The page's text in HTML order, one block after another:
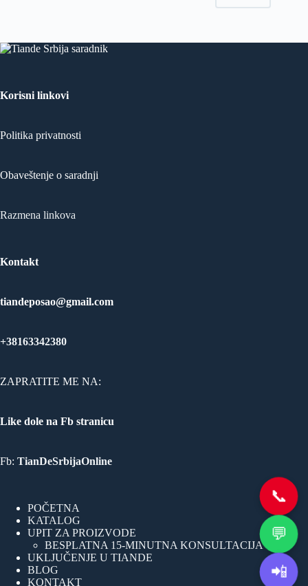
Korisni linkovi
Politika privatnosti
Obaveštenje o saradnji
Razmena linkova
Kontakt
tiandeposao@gmail.com
+38163342380
ZAPRATITE ME NA:
Like dole na Fb stranicu
Fb: TianDeSrbijaOnline
POČETNA
KATALOG
UPIT ZA PROIZVODE
BESPLATNA 15-MINUTNA KONSULTACIJA
UKLJUČENJE U TIANDE
BLOG
KONTAKT
📞
💬
📲